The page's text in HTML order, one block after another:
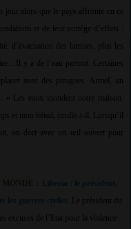
jour alors que le pays affronte en ce
et de leur cortège d’effets :
d’évacuation des latrines, plus les
y a de l’eau partout. Certaines
avec des pirogues. Armel, un
« Les eaux inondent notre maison.
et mon bétail, confie-t-il. Lorsqu’il
on dort avec un œil ouvert pour
. Le président du
excuses de l’Etat pour la violence